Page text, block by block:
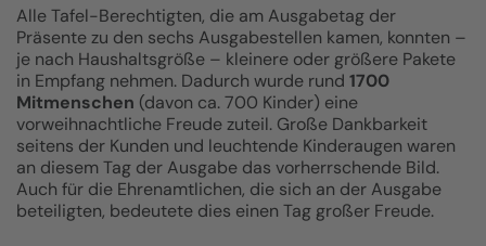
Alle Tafel-Berechtigten, die am Ausgabetag der
Präsente zu den sechs Ausgabestellen kamen, konnten –
je nach Haushaltsgröße – kleinere oder größere Pakete
in Empfang nehmen. Dadurch wurde rund 1700
Mitmenschen (davon ca. 700 Kinder) eine
vorweihnachtliche Freude zuteil. Große Dankbarkeit
seitens der Kunden und leuchtende Kinderaugen waren
an diesem Tag der Ausgabe das vorherrschende Bild.
Auch für die Ehrenamtlichen, die sich an der Ausgabe
beteiligten, bedeutete dies einen Tag großer Freude.